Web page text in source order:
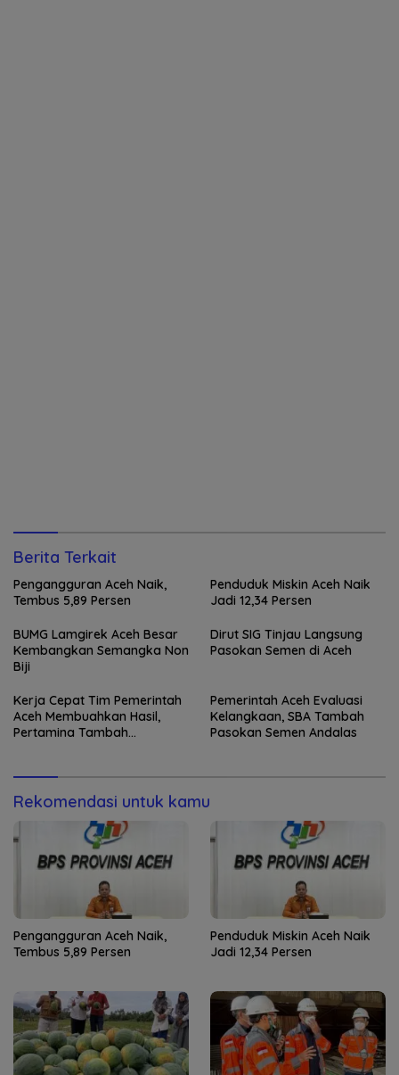
Berita Terkait
Pengangguran Aceh Naik,
Tembus 5,89 Persen
Penduduk Miskin Aceh Naik
Jadi 12,34 Persen
BUMG Lamgirek Aceh Besar
Kembangkan Semangka Non
Biji
Dirut SIG Tinjau Langsung
Pasokan Semen di Aceh
Kerja Cepat Tim Pemerintah
Aceh Membuahkan Hasil,
Pertamina Tambah
Pemerintah Aceh Evaluasi
Kelangkaan, SBA Tambah
Pasokan Semen Andalas
Rekomendasi untuk kamu
Pengangguran Aceh Naik,
Tembus 5,89 Persen
Penduduk Miskin Aceh Naik
Jadi 12,34 Persen